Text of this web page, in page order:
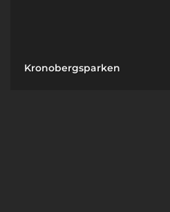
Kronobergsparken